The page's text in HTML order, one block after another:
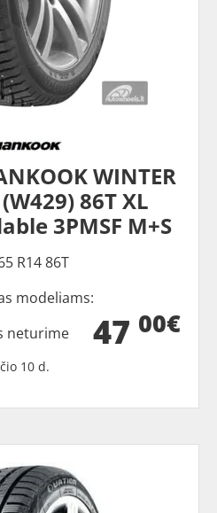
WINTER
86T XL
3PMSF M+S
R14 86T
modeliams:
47 00€
neturime
10 d.